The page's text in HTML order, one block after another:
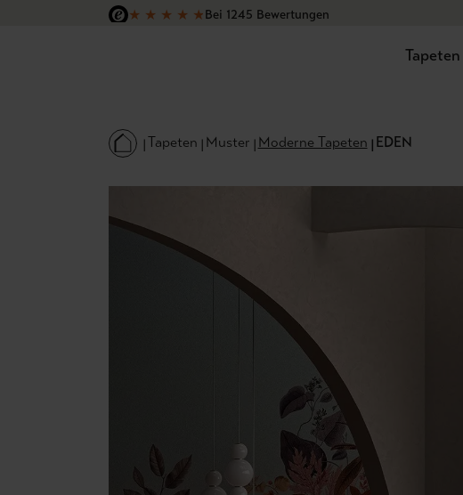
Hauptinhalt springen
Zur Suche springen
Zur Hauptnavigation springen
★ ★ ★ ★ ★Bei 1245 Bewertungen
Tapeten
Tapeten Muster Moderne Tapeten EDEN